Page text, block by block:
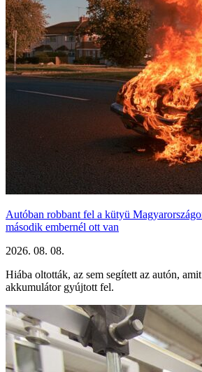
Autóban robbant fel a kütyü
második embernél ott van
2026. 08. 08.
Hiába oltották, az sem segített az autón,
akkumulátor gyújtott fel.